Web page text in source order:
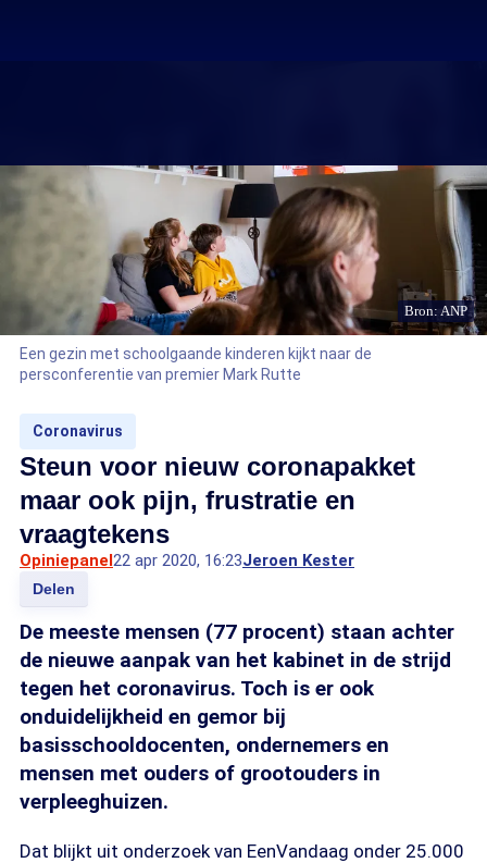
Bron: ANP
Een gezin met schoolgaande kinderen kijkt naar de
persconferentie van premier Mark Rutte
Coronavirus
Steun voor nieuw coronapakket
maar ook pijn, frustratie en
vraagtekens
Opiniepanel22 apr 2020, 16:23Jeroen Kester
Delen
De meeste mensen (77 procent) staan achter
de nieuwe aanpak van het kabinet in de strijd
tegen het coronavirus. Toch is er ook
onduidelijkheid en gemor bij
basisschooldocenten, ondernemers en
mensen met ouders of grootouders in
verpleeghuizen.
Dat blijkt uit onderzoek van EenVandaag onder 25.000